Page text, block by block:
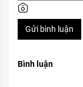
Gửi bình luận
Bình luận